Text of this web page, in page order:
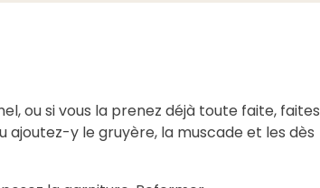
ou si vous la prenez déjà toute faite, faites
ajoutez-y le gruyère, la muscade et les dès